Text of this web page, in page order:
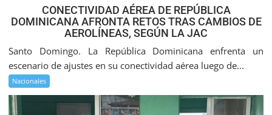
CONECTIVIDAD AÉREA DE REPÚBLICA
DOMINICANA AFRONTA RETOS TRAS CAMBIOS DE
AEROLÍNEAS, SEGÚN LA JAC
Santo Domingo. La República Dominicana enfrenta un
escenario de ajustes en su conectividad aérea luego de...
Nacionales